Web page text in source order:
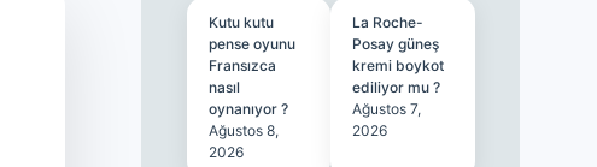
Kutu kutu
pense oyunu
Fransızca
nasıl
oynanıyor ?
Ağustos 8,
2026
La Roche-
Posay güneş
kremi boykot
ediliyor mu ?
Ağustos 7,
2026